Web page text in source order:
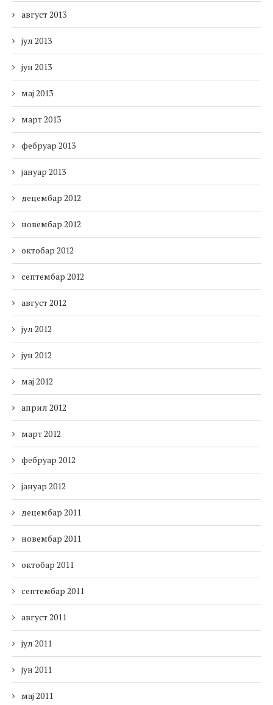
август 2013
јул 2013
јун 2013
мај 2013
март 2013
фебруар 2013
јануар 2013
децембар 2012
новембар 2012
октобар 2012
септембар 2012
август 2012
јул 2012
јун 2012
мај 2012
април 2012
март 2012
фебруар 2012
јануар 2012
децембар 2011
новембар 2011
октобар 2011
септембар 2011
август 2011
јул 2011
јун 2011
мај 2011